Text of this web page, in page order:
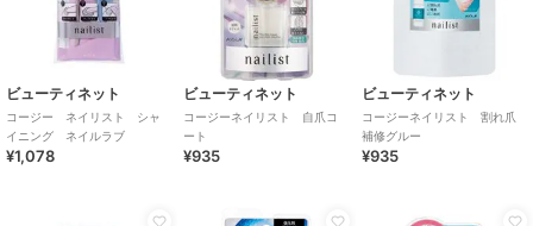
ビューティネット
コージー ネイリスト シャ
イニング ネイルラブ
¥1,078
ビューティネット
コージーネイリスト 自爪コ
ート
¥935
ビューティネット
コージーネイリスト 割れ爪
補修グルー
¥935